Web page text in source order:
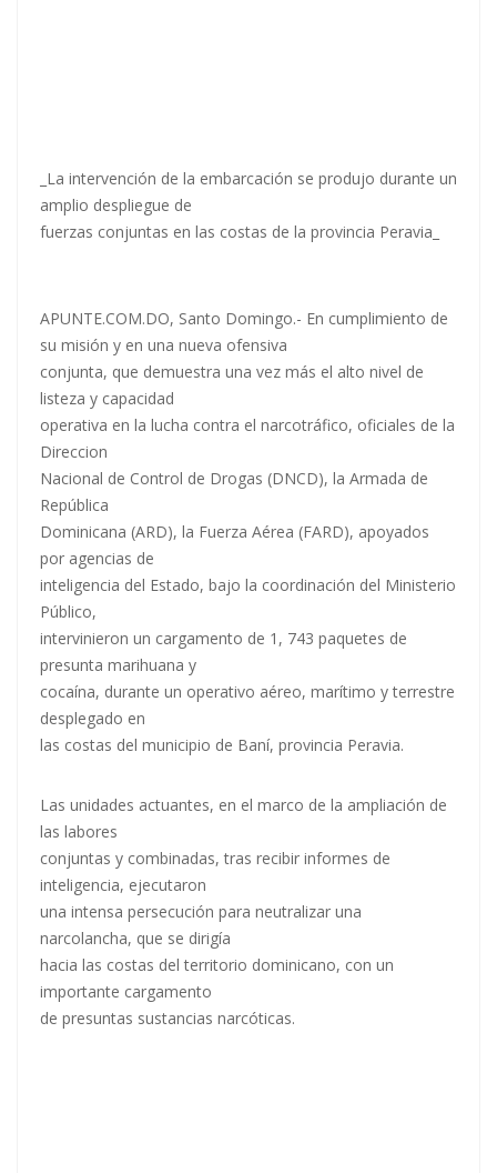
_La intervención de la embarcación se produjo durante un
amplio despliegue de
fuerzas conjuntas en las costas de la provincia Peravia_
APUNTE.COM.DO, Santo Domingo.- En cumplimiento de
su misión y en una nueva ofensiva
conjunta, que demuestra una vez más el alto nivel de
listeza y capacidad
operativa en la lucha contra el narcotráfico, oficiales de la
Direccion
Nacional de Control de Drogas (DNCD), la Armada de
República
Dominicana (ARD), la Fuerza Aérea (FARD), apoyados
por agencias de
inteligencia del Estado, bajo la coordinación del Ministerio
Público,
intervinieron un cargamento de 1, 743 paquetes de
presunta marihuana y
cocaína, durante un operativo aéreo, marítimo y terrestre
desplegado en
las costas del municipio de Baní, provincia Peravia.
Las unidades actuantes, en el marco de la ampliación de
las labores
conjuntas y combinadas, tras recibir informes de
inteligencia, ejecutaron
una intensa persecución para neutralizar una
narcolancha, que se dirigía
hacia las costas del territorio dominicano, con un
importante cargamento
de presuntas sustancias narcóticas.